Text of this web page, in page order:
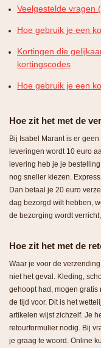
Veelgestelde vragen
Hoe gebruik je een
Kortingen die
kortingscodes
Hoe gebruik je een
Hoe zit het met de
Bij Isabel Marant is er
leveringen wordt 10 euro
levering heb je je
nog sneller kiezen.
Dan betaal je 20 euro
dag bezorgd wilt hebben,
de bezorging wordt
Hoe zit het met de
Waar je voor de
niet het geval. Kleding,
gehoopt had, mogen gratis
de tijd voor. Dit is het
artikelen wijst zichzelf. Je
retourformulier nodig. Bij
je graag te woord. Online